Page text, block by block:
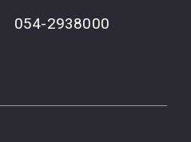
054-2938000